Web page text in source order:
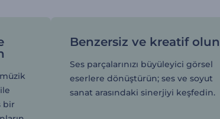
bir
Benzersiz ve kreatif olun
Ses parçalarınızı büyüleyici görsel
eserlere dönüştürün; ses ve soyut
sanat arasındaki sinerjiyi keşfedin.